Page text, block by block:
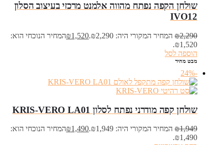
שולחן הקפה ‏נפתח מהווה אלמנט מרכזי בעיצוב הסלון
IVO12
₪2,290 המחיר המקורי היה: ₪2,290. ₪1,520
המחיר הנוכחי הוא:
₪1,520.
הוספה לסל
מבט מהיר
-24%
שולחן קפה מודרני נפתח לסלון KRIS-VERO LA01
₪1,949 המחיר המקורי היה: ₪1,949. ₪1,490
המחיר הנוכחי הוא:
₪1,490.